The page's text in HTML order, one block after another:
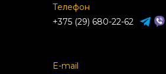
Телефон
+375 (29) 680-22-62
E-mail